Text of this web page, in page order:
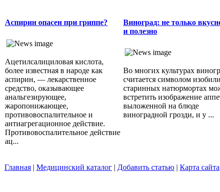
Аспирин опасен при гриппе?
Ацетилсалициловая кислота,
более известная в народе как
аспирин, — лекарственное
средство, оказывающее
анальгезирующее,
жаропонижающее,
противовоспалительное и
антиагрегационное действие.
Противовоспалительное действие
ац...
Виноград: не только
и полезно
Во многих культурах
считается символом
старинных натюрмортах
встретить изображение
выложенной на блюде
виноградной грозди, и у ...
Главная | Медицинский каталог | Добавить статью | Карта сайта